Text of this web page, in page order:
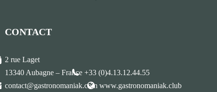
CONTACT
2 rue Laget
13340 Aubagne – France +33 (0)4.13.12.44.55
contact@gastronomaniak.com www.gastronomaniak.club